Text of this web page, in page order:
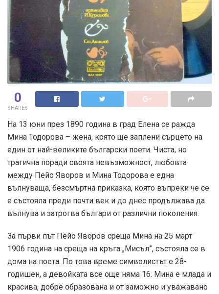
0
SHARES
На 13 юни през 1890 година в град Елена се ражда
Мина Тодорова – жена, която ще заплени сърцето на
един от най-великите български поети. Чиста, но
трагична поради своята невъзможност, любовта
между Пейо Яворов и Мина Тодорова е една
вълнуваща, безсмъртна приказка, която въпреки че се
е състояла преди почти век и до днес продължава да
вълнува и затрогва българи от различни поколения.
За първи път Пейо Яворов среща Мина на 25 март
1906 година на среща на кръга „Мисъл”, състояла се в
дома на поета. По това време символистът е 28-
годишен, а девойката все още няма 16. Мина е млада и
красива, добре образована и от заможно и уважавано